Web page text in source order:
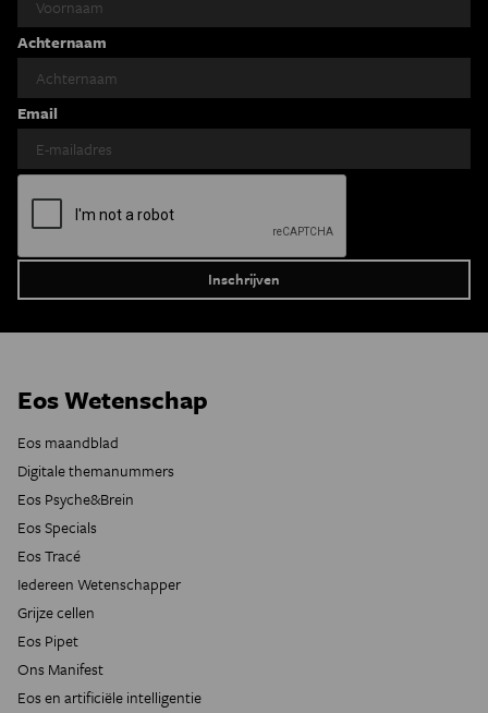
Achternaam
Email
Eos Wetenschap
Eos maandblad
Digitale themanummers
Eos Psyche&Brein
Eos Specials
Eos Tracé
Iedereen Wetenschapper
Grijze cellen
Eos Pipet
Ons Manifest
Eos en artificiële intelligentie